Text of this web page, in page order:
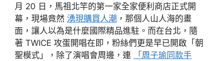
月 20 日，馬祖北竿的第一家全家便利商店正式開
幕，現場竟然 湧現購買人潮 ，那個人山人海的畫
面，讓人以為是什麼國際精品進駐。而在台北，隨
著 TWICE 攻蛋開唱在即，粉絲們更是早已開啟「朝
聖模式」，除了演唱會周邊，連
「周子瑜同款手